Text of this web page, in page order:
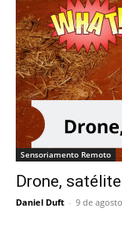
Sensoriamento Remoto
Drone,
Daniel Duft - 9 de